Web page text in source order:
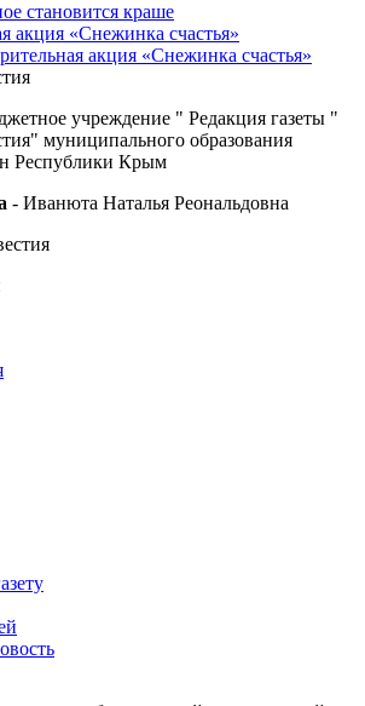
становится краше
акция «Снежинка счастья»
учреждение " Редакция газеты "
муниципального образования
Республики Крым
- Иванюта Наталья Реональдовна